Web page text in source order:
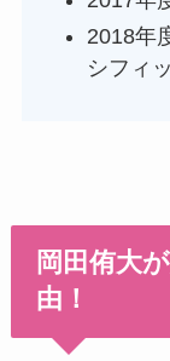
2018年
シフィ
岡田侑大
由！